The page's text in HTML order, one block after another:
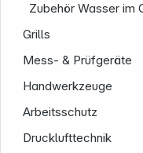
Zubehör Wasser im
Grills
Mess- & Prüfgeräte
Handwerkzeuge
Arbeitsschutz
Drucklufttechnik